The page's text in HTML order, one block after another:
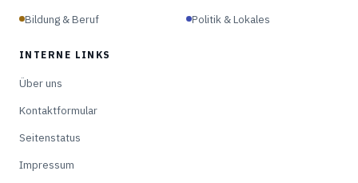
Bildung & Beruf
Politik & Lokales
INTERNE LINKS
Über uns
Kontaktformular
Seitenstatus
Impressum